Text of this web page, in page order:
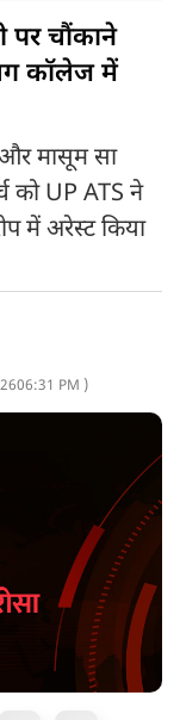
पर चौंकाने
कॉलेज में
मासूम सा
को UP ATS ने
में अरेस्ट किया
06:31 PM )